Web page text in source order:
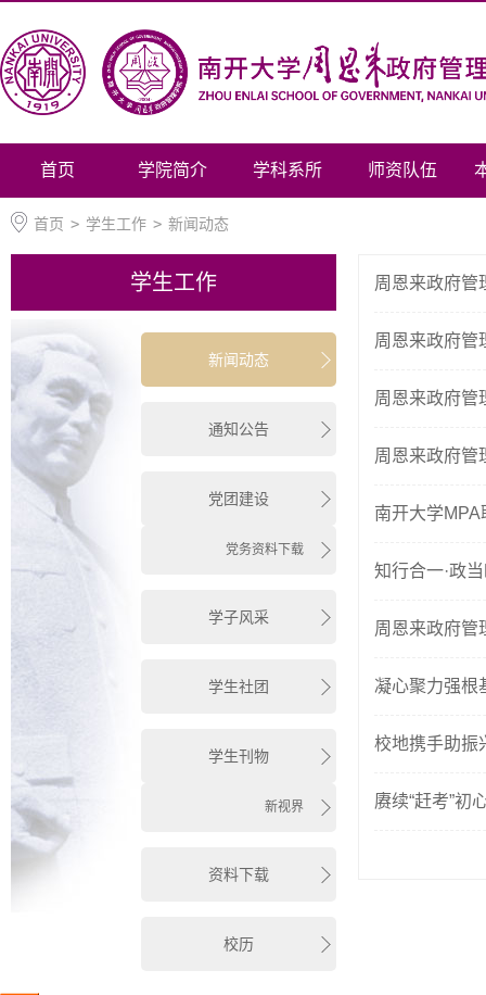
首页 学院简介 学科系所 师资队伍
首页 > 学生工作 > 新闻动态
学生工作
新闻动态
通知公告
党团建设
党务资料下载
学子风采
学生社团
学生刊物
新视界
资料下载
校历
周恩来政府管
周恩来政府管
周恩来政府管
周恩来政府管
南开大学MPA
知行合一·政
周恩来政府管
凝心聚力强
校地携手助振
赓续“赶考”